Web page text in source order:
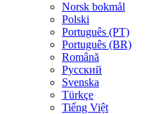
Norsk bokmål
Polski
Português (PT)
Português (BR)
Română
Русский
Svenska
Türkçe
Tiếng Việt